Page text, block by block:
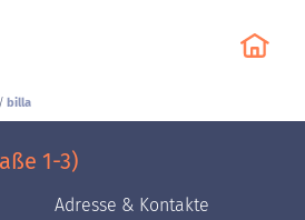
billa
1-3)
Adresse & Kontakte